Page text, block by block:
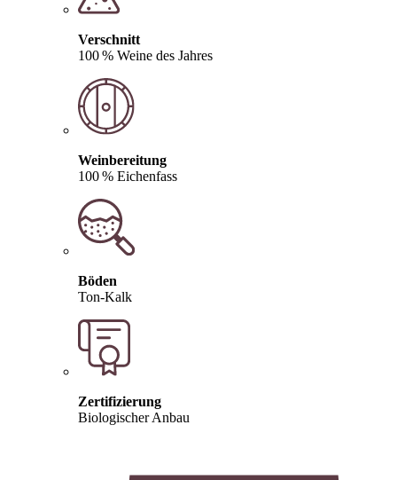
Verschnitt
100 % Weine des Jahres
Weinbereitung
100 % Eichenfass
Böden
Ton-Kalk
Zertifizierung
Biologischer Anbau